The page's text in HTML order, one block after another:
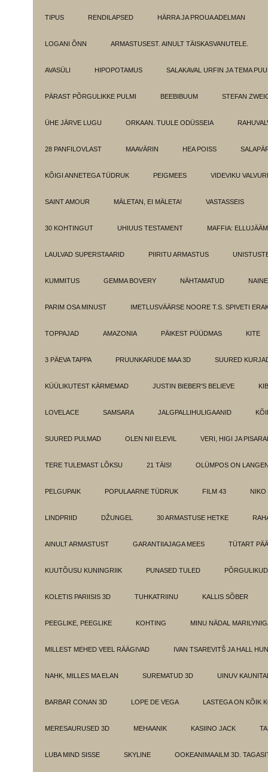
TIPUS RENDILAPSED HÄRRA JA PROUA ADELMAN
LOGANI ÕNN ARMASTUSEST. AINULT TÄISKASVANUTELE.
AVASÜLI HIPOPOTAMUS SALAKAVAL URFIN JA TEMA
PÄRAST PÕRGULIKKE PULMI BEEBIBUUM STEFAN
ÜHE JÄRVE LUGU ORKAAN. TUULE ODÜSSEIA
28 PANFILOVLAST MAAVÄRIN HEA POISS
KÕIGI ANNETEGA TÜDRUK PEIGMEES VIDEVIKU
SAINT AMOUR MÄLETAN, EI MÄLETA! VASTASSEIS
30 KOHTINGUT UHIUUS TESTAMENT MAFFIA:
LAULVAD SUPERSTAARID PIIRITU ARMASTUS
KUMMITUS GEMMA BOVERY NÄHTAMATUD
PARIM OSA MINUST IMETLUSVÄÄRSE NOORE T.S. SPIVETI
TOPPAJAD AMAZONIA PÄIKEST PÜÜDMAS KITE
3 PÄEVA TAPPA PRUUNKARUDE MAA 3D SUURED
KÜÜLIKUTEST KÄRMEMAD JUSTIN BIEBER'S BELIEVE
LOVELACE SAMSARA JALGPALLIHULIGAANID
SUURED PULMAD OLEN NII ELEVIL VERI, HIGI JA
TERE TULEMAST LÕKSU 21 TÄIS! OLÜMPOS ON
PELGUPAIK POPULAARNE TÜDRUK FILM 43 NIKO
LINDPRIID DŽUNGEL 30 ARMASTUSE HETKE
AINULT ARMASTUST GARANTIIAJAGA MEES TÜTART
KUUTÕUSU KUNINGRIIK PUNASED TULED
KOLETIS PARIISIS 3D TUHKATRIINU KALLIS SÕBER
PEEGLIKE, PEEGLIKE KOHTING MINU NÄDAL
MILLEST MEHED VEEL RÄÄGIVAD IVAN TSAREVITŠ JA HALL
NAHK, MILLES MA ELAN SUREMATUD 3D UINUV
BARBAR CONAN 3D LOPE DE VEGA LASTEGA ON KÕIK
MERESAURUSED 3D MEHAANIK KASIINO JACK
LUBA MIND SISSE SKYLINE OOKEANIMAAILM 3D.